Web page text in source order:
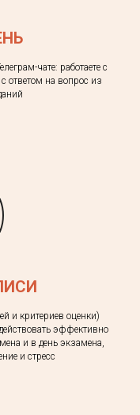
чате: работаете с
ответом на вопрос из
и критериев оценки)
эффективно
и в день экзамена,
и стресс